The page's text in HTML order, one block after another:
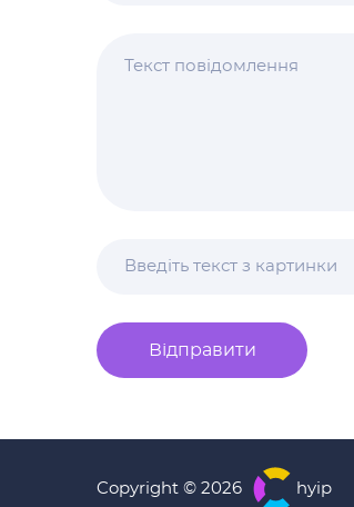
Відправити
Copyright © 2026 hyip